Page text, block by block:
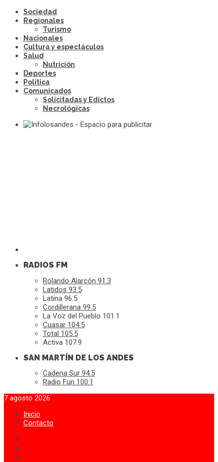
Sociedad
Regionales
Turismo
Nacionales
Cultura y espectáculos
Salud
Nutrición
Deportes
Política
Comunicados
Solicitadas y Edictos
Necrológicas
RADIOS FM
Rolando Alarcón 91.3
Latidos 93.5
Latina 96.5
Cordillerana 99.5
La Voz del Pueblo 101.1
Cuasar 104.5
Total 105.5
Activa 107.9
SAN MARTÍN DE LOS ANDES
Cadena Sur 94.5
Radio Fun 100.1
7 agosto 2026
Inicio
Contacto